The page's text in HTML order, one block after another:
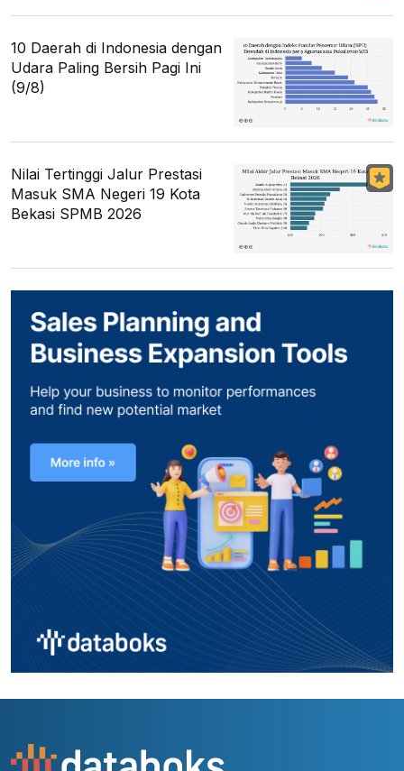
10 Daerah di Indonesia dengan
Udara Paling Bersih Pagi Ini
(9/8)
Nilai Tertinggi Jalur Prestasi
Masuk SMA Negeri 19 Kota
Bekasi SPMB 2026